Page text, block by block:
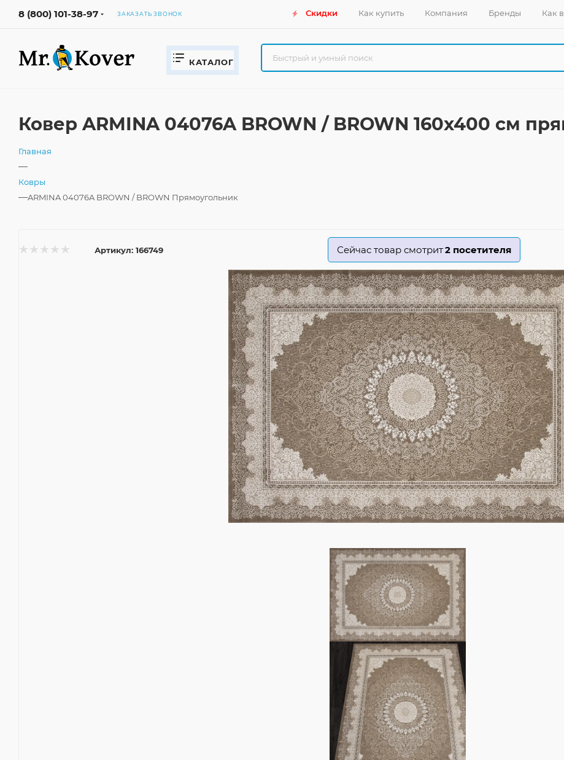
8 (800) 101-38-97 ЗАКАЗАТЬ ЗВОНОК Скидки Как купить Компания Бренды Как
КАТАЛОГ
Ковер ARMINA 04076A BROWN / BROWN 160x400 см
Главная
—
Ковры
—ARMINA 04076A BROWN / BROWN Прямоугольник
Артикул: 166749 Сейчас товар смотрит2 посетителя